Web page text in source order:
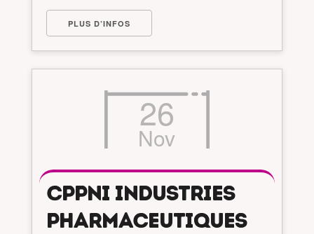
PLUS D’INFOS
26
Nov
CPPNI INDUSTRIES
PHARMACEUTIQUES